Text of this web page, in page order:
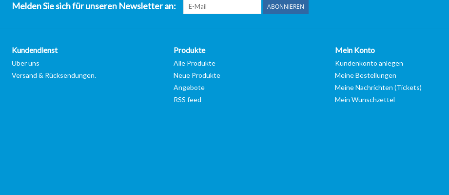
Melden Sie sich für unseren Newsletter an: ABONNIEREN
Kundendienst
Uber uns
Versand & Rücksendungen.
Produkte
Alle Produkte
Neue Produkte
Angebote
RSS feed
Mein Konto
Kundenkonto anlegen
Meine Bestellungen
Meine Nachrichten (Tickets)
Mein Wunschzettel